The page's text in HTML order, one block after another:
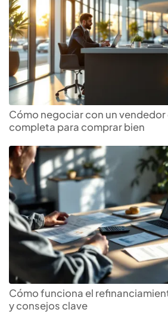
Cómo negociar con un vendedor
completa para comprar bien
Cómo funciona el
y consejos clave
Descubre el
automotrizpara